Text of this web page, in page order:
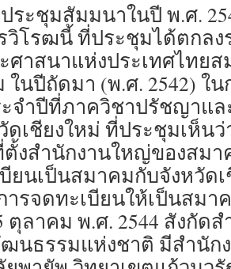
ะชุมสัมมนาในปี พ.ศ.
วิโรฒนี้ ที่ประชุมได้ตกลง
าสนาแห่งประเทศไทยส
ในปีถัดมา (พ.ศ. 2542) ใ
จำปีที่ภาควิชาปรัชญาแ
ดเชียงใหม่ ที่ประชุมเห็น
งสำนักงานใหญ่ของสมา
ยนเป็นสมาคมกับจังหวัด
ารจดทะเบียนให้เป็นสม
ตุลาคม พ.ศ. 2544 สังกัด
ฒนธรรมแห่งชาติ มีสำนัก